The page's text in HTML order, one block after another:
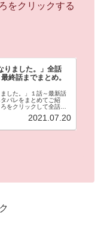
をクリックする
りました。」全話
終話までまとめ。
ました。」１話～最新話
バレをまとめてご紹
をクリックして全話の
てきた伊達。なぜか栞に
2021.07.20